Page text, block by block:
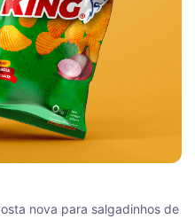
nova para salgadinhos de